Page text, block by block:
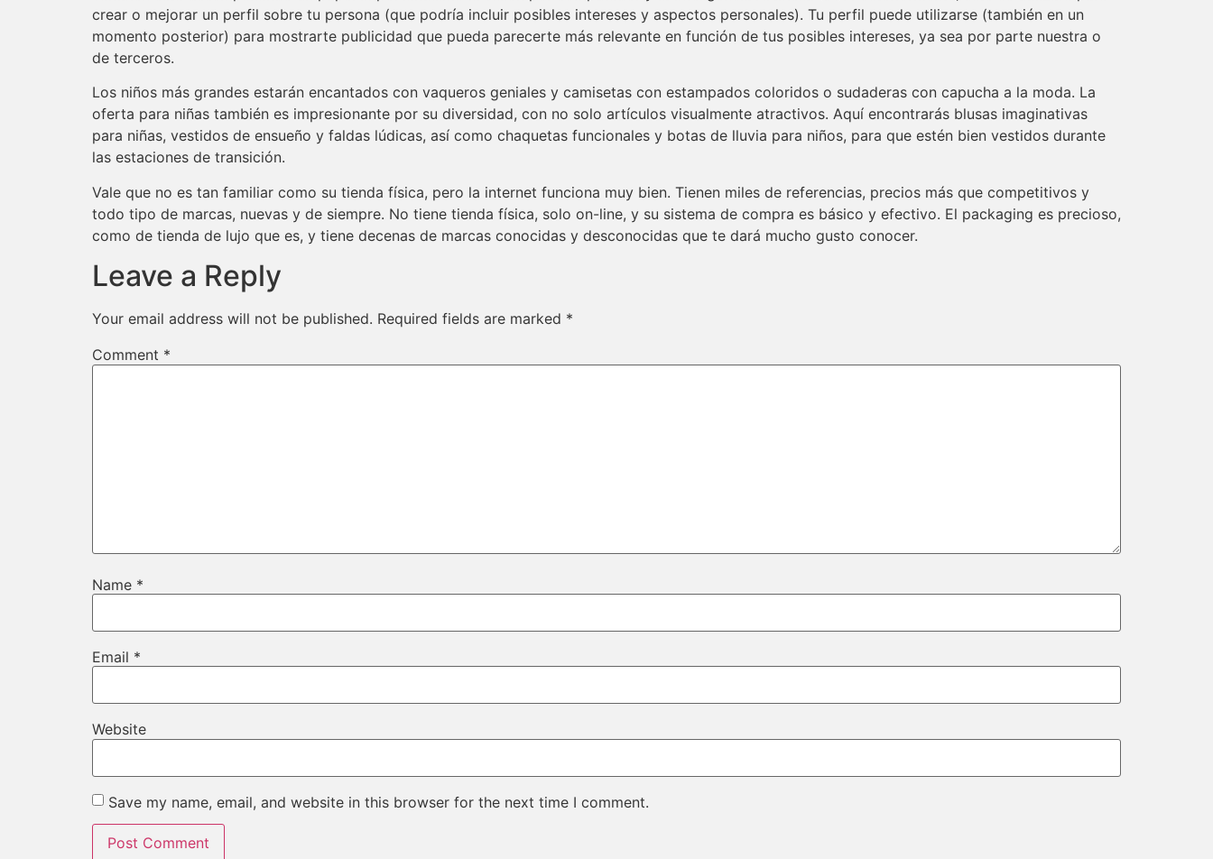
crear o mejorar un perfil sobre tu persona (que podría incluir posibles intereses y aspectos personales). Tu perfil puede utilizarse (también en un
momento posterior) para mostrarte publicidad que pueda parecerte más relevante en función de tus posibles intereses, ya sea por parte nuestra o
de terceros.
Los niños más grandes estarán encantados con vaqueros geniales y camisetas con estampados coloridos o sudaderas con capucha a la moda. La
oferta para niñas también es impresionante por su diversidad, con no solo artículos visualmente atractivos. Aquí encontrarás blusas imaginativas
para niñas, vestidos de ensueño y faldas lúdicas, así como chaquetas funcionales y botas de lluvia para niños, para que estén bien vestidos durante
las estaciones de transición.
Vale que no es tan familiar como su tienda física, pero la internet funciona muy bien. Tienen miles de referencias, precios más que competitivos y
todo tipo de marcas, nuevas y de siempre. No tiene tienda física, solo on-line, y su sistema de compra es básico y efectivo. El packaging es precioso,
como de tienda de lujo que es, y tiene decenas de marcas conocidas y desconocidas que te dará mucho gusto conocer.
Leave a Reply
Your email address will not be published. Required fields are marked *
Comment *
Name *
Email *
Website
Save my name, email, and website in this browser for the next time I comment.